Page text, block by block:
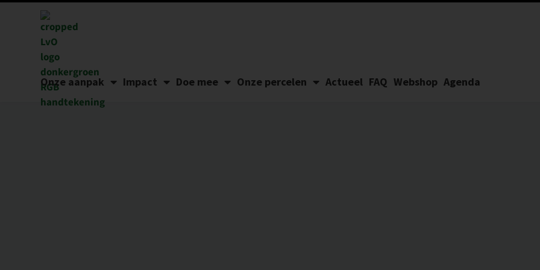
Onze aanpak Impact Doe mee Onze percelen Actueel FAQ Webshop Agenda